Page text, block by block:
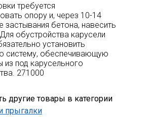
требуется
опору и, через 10-14
застывания бетона, навесить
обустройства карусели
установить
систему, обеспечивающую
из под карусельного
271000
другие товары в категории
прыгалки